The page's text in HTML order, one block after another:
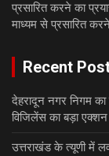
प्रसारित करने का
माध्यम से प्रसारित
Recent
देहरादून नगर निगम का
विजिलेंस का बड़ा एक्शन
उत्तराखंड के त्यूणी में